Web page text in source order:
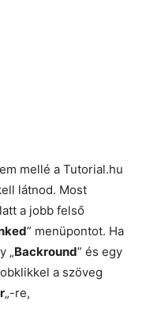
mellé a Tutorial.hu
látnod. Most
a jobb felső
” menüpontot. Ha
„Backround” és egy
a szöveg
„-re,